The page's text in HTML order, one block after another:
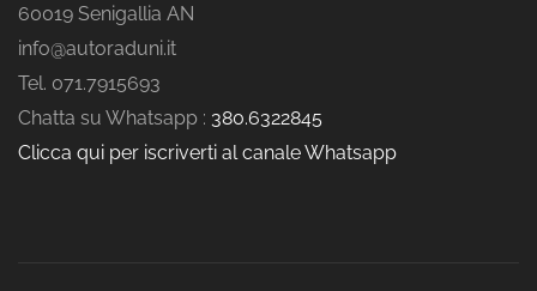
60019 Senigallia AN
info@autoraduni.it
Tel. 071.7915693
Chatta su Whatsapp : 380.6322845
Clicca qui per iscriverti al canale Whatsapp